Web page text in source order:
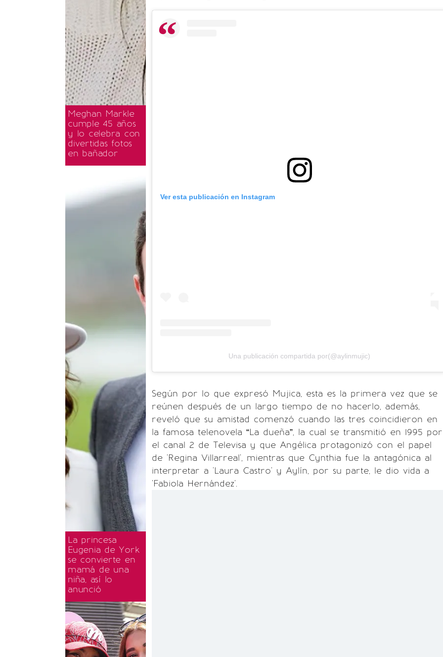
Meghan Markle
cumple 45 años
y lo celebra con
divertidas fotos
en bañador
La princesa
Eugenia de York
se convierte en
mamá de una
niña, así lo
anunció
Ver esta publicación en Instagram
Una publicación compartida por(@aylinmujic)
Según por lo que expresó Mujica, esta es la primera vez que se
reúnen después de un largo tiempo de no hacerlo, además,
reveló que su amistad comenzó cuando las tres coincidieron en
la famosa telenovela “La dueña”, la cual se transmitió en 1995 por
el canal 2 de Televisa y que Angélica protagonizó con el papel
de 'Regina Villarreal', mientras que Cynthia fue la antagónica al
interpretar a 'Laura Castro' y Aylín, por su parte, le dio vida a
'Fabiola Hernández'.